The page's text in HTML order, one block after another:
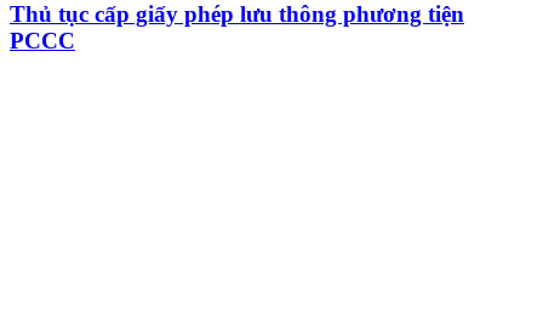
Thủ tục cấp giấy phép lưu thông phương tiện
PCCC